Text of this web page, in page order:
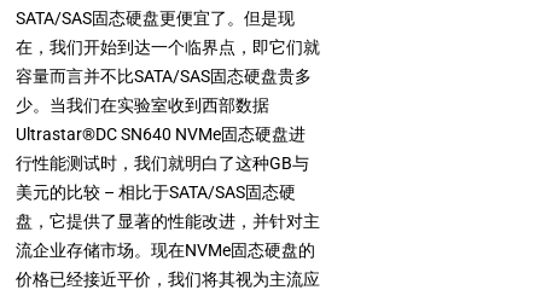
SATA/SAS固态硬盘更便宜了。但是现
在，我们开始到达一个临界点，即它们就
容量而言并不比SATA/SAS固态硬盘贵多
少。当我们在实验室收到西部数据
Ultrastar®DC SN640 NVMe固态硬盘进
行性能测试时，我们就明白了这种GB与
美元的比较 – 相比于SATA/SAS固态硬
盘，它提供了显著的性能改进，并针对主
流企业存储市场。现在NVMe固态硬盘的
价格已经接近平价，我们将其视为主流应